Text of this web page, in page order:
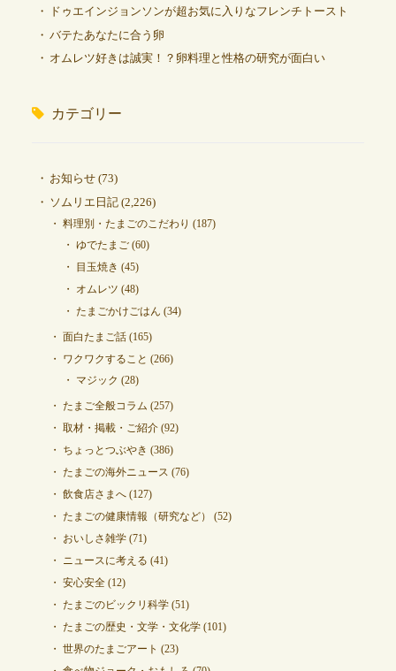
ドゥエインジョンソンが超お気に入りなフレンチトースト
バテたあなたに合う卵
オムレツ好きは誠実！？卵料理と性格の研究が面白い
カテゴリー
お知らせ(73)
ソムリエ日記(2,226)
料理別・たまごのこだわり (187)
ゆでたまご(60)
目玉焼き (45)
オムレツ (48)
たまごかけごはん (34)
面白たまご話(165)
ワクワクすること (266)
マジック (28)
たまご全般コラム (257)
取材・掲載・ご紹介(92)
ちょっとつぶやき (386)
たまごの海外ニュース (76)
飲食店さまへ(127)
たまごの健康情報（研究など）
(52)
おいしさ雑学(71)
ニュースに考える (41)
安心安全(12)
たまごのビックリ科学(51)
たまごの歴史・文学・文化学(101)
世界のたまごアート (23)